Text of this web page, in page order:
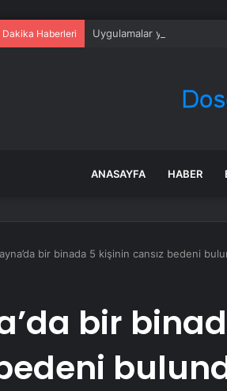
Dakika Haberleri Uygulamalar yerini yapay
ANASAYFA HABER
bir binada 5 kişinin cansız bedeni
bir